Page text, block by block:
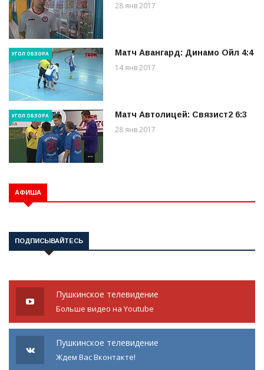
28 янв 2017
УГОЛ ОБЗОРА Матч Авангард: Динамо Ойл 4:4
14 янв 2017
УГОЛ ОБЗОРА Матч Автолицей: Связист2 6:3
28 янв 2017
АФИША
ПОДПИСЫВАЙТЕСЬ
Пушкинское телевидение
Больше видео на Youtube
Пушкинское телевидение
Ждем Вас Вконтакте!